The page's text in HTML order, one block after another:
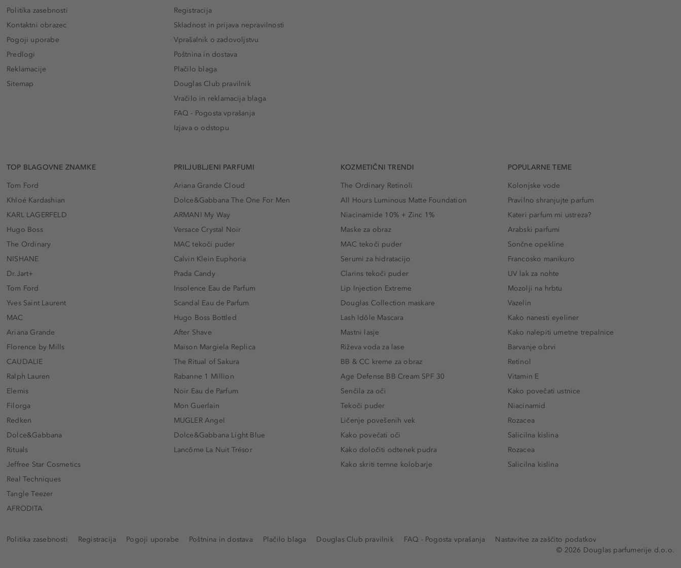
Politika zasebnosti
Kontaktni obrazec
Pogoji uporabe
Predlogi
Reklamacije
Sitemap
Registracija
Skladnost in prijava nepravilnosti
Vprašalnik o zadovoljstvu
Poštnina in dostava
Plačilo blaga
Douglas Club pravilnik
Vračilo in reklamacija blaga
FAQ - Pogosta vprašanja
Izjava o odstopu
TOP BLAGOVNE ZNAMKE
Tom Ford
Khloé Kardashian
KARL LAGERFELD
Hugo Boss
The Ordinary
NISHANE
Dr.Jart+
Tom Ford
Yves Saint Laurent
MAC
Ariana Grande
Florence by Mills
CAUDALIE
Ralph Lauren
Elemis
Filorga
Redken
Dolce&Gabbana
Rituals
Jeffree Star Cosmetics
Real Techniques
Tangle Teezer
AFRODITA
PRILJUBLJENI PARFUMI
Ariana Grande Cloud
Dolce&Gabbana The One For Men
ARMANI My Way
Versace Crystal Noir
MAC tekoči puder
Calvin Klein Euphoria
Prada Candy
Insolence Eau de Parfum
Scandal Eau de Parfum
Hugo Boss Bottled
After Shave
Maison Margiela Replica
The Ritual of Sakura
Rabanne 1 Million
Noir Eau de Parfum
Mon Guerlain
MUGLER Angel
Dolce&Gabbana Light Blue
Lancôme La Nuit Trésor
KOZMETIČNI TRENDI
The Ordinary Retinoli
All Hours Luminous Matte Foundation
Niacinamide 10% + Zinc 1%
Maske za obraz
MAC tekoči puder
Serumi za hidratacijo
Clarins tekoči puder
Lip Injection Extreme
Douglas Collection maskare
Lash Idôle Mascara
Mastni lasje
Riževa voda za lase
BB & CC kreme za obraz
Age Defense BB Cream SPF 30
Senčila za oči
Tekoči puder
Ličenje povešenih vek
Kako povečati oči
Kako določiti odtenek pudra
Kako skriti temne kolobarje
POPULARNE TEME
Kolonjske vode
Pravilno shranjujte parfum
Kateri parfum mi ustreza?
Arabski parfumi
Sončne opekline
Francosko manikuro
UV lak za nohte
Mozolji na hrbtu
Vazelin
Kako nanesti eyeliner
Kako nalepiti umetne trepalnice
Barvanje obrvi
Retinol
Vitamin E
Kako povečati ustnice
Niacinamid
Rozacea
Salicilna kislina
Rozacea
Salicilna kislina
Politika zasebnosti Registracija Pogoji uporabe Poštnina in dostava Plačilo blaga Douglas Club pravilnik FAQ - Pogosta vprašanja
Nastavitve za zaščito podatkov
© 2026 Douglas parfumerije d.o.o.